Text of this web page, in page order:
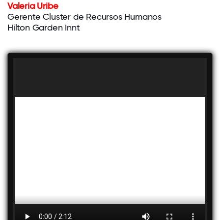
Valeria Uribe
Gerente Cluster de Recursos Humanos
Hilton Garden Innt